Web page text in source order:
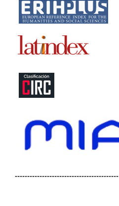
------------------------------------------